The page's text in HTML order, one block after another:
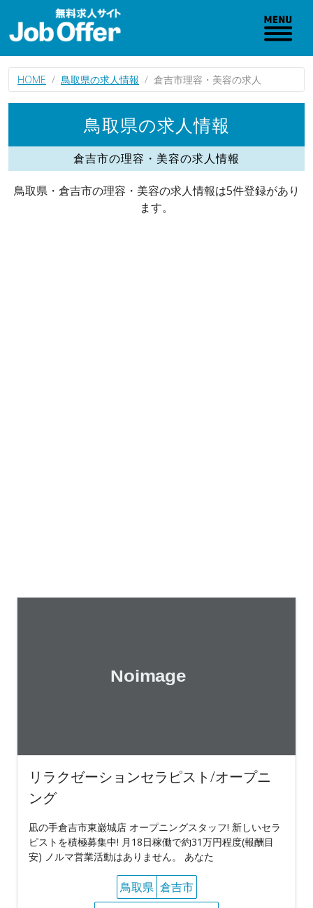
HOME 鳥取県の求人情報 倉吉市理容・美容の求人
鳥取県の求人情報
倉吉市の理容・美容の求人情報
鳥取県・倉吉市の理容・美容の求人情報は5件登録があり
ます。
リラクゼーションセラピスト/オープニ
ング
凪の手倉吉市東巌城店 オープニングスタッフ! 新しいセラ
ピストを積極募集中! 月18日稼働で約31万円程度(報酬目
安) ノルマ営業活動はありません。 あなた
鳥取県 倉吉市